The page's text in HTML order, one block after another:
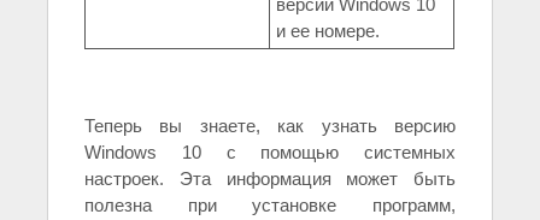
версии Windows 10
и ее номере.
Теперь вы знаете, как узнать версию
Windows 10 с помощью системных
настроек. Эта информация может быть
полезна при установке программ,